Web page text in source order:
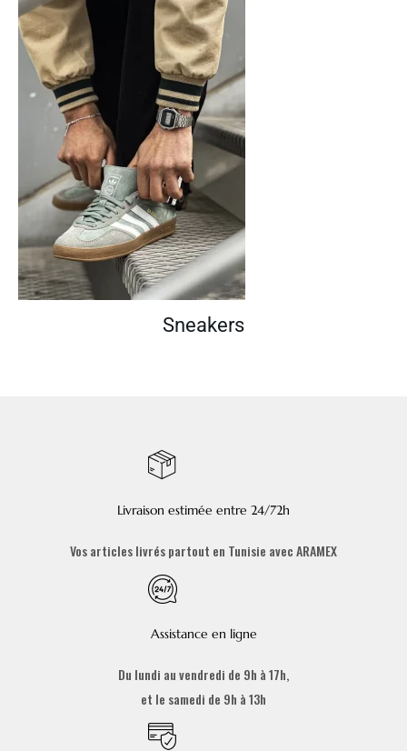
Sneakers
Livraison estimée entre 24/72h
Vos articles livrés partout en Tunisie avec ARAMEX
Assistance en ligne
Du lundi au vendredi de 9h à 17h,
et le samedi de 9h à 13h